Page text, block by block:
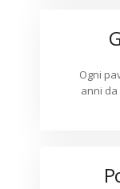
Ogni
anni